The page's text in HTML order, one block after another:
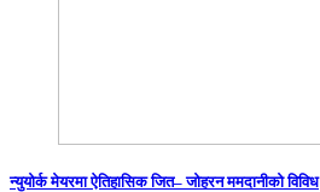
न्युयोर्क मेयरमा ऐतिहासिक जित– जोहरन ममदानीको विविध